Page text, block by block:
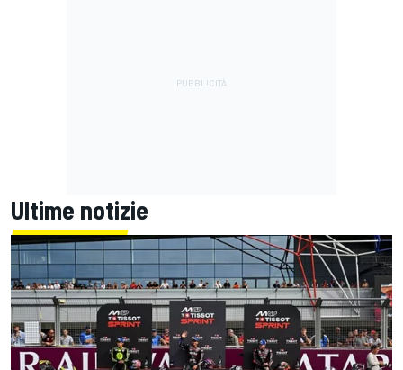
Ultime notizie